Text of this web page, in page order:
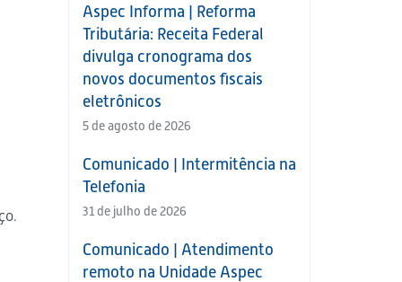
Aspec Informa | Reforma
Tributária: Receita Federal
divulga cronograma dos
novos documentos fiscais
eletrônicos
5 de agosto de 2026
Comunicado | Intermitência na
Telefonia
31 de julho de 2026
Comunicado | Atendimento
remoto na Unidade Aspec